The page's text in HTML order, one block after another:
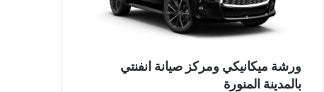
ورشة ميكانيكي ومركز صيانة انفنتي
بالمدينة المنورة